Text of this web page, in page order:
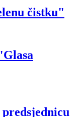
čistku"